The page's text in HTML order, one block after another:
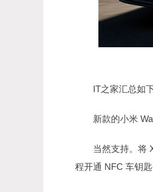
IT之家汇总如下
新款的小米
当然支持。将
程开通 NFC 车钥